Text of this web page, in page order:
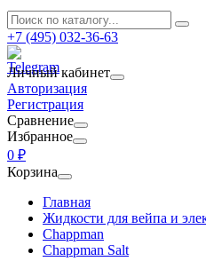
+7 (495) 032-36-63
Личный кабинет
Авторизация
Регистрация
Сравнение
Избранное
0 ₽
Корзина
Главная
Жидкости для вейпа и
Chappman
Chappman Salt